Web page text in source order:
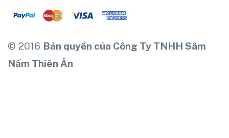
© 2016 Bản quyền của Công Ty TNHH Sâm
Nấm Thiên Ân